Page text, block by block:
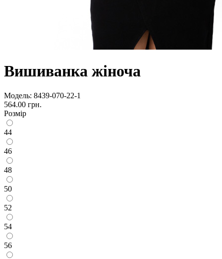
Вишиванка жіноча
Модель: 8439-070-22-1
564.00 грн.
Розмір
44
46
48
50
52
54
56